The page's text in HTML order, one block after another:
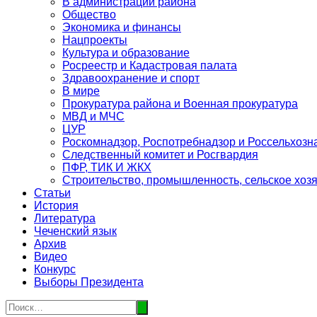
Общество
Экономика и финансы
Нацпроекты
Культура и образование
Росреестр и Кадастровая палата
Здравоохранение и спорт
В мире
Прокуратура района и Военная прокуратура
МВД и МЧС
ЦУР
Роскомнадзор, Роспотребнадзор и
Следственный комитет и Росгвардия
ПФР, ТИК И ЖКХ
Строительство, промышленность, сельское
Статьи
История
Литература
Чеченский язык
Архив
Видео
Конкурс
Выборы Президента